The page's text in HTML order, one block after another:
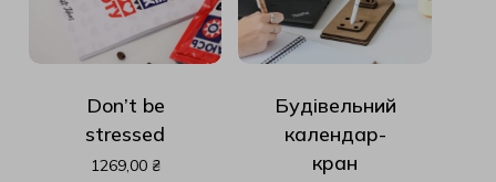
Don’t be
stressed
1269,00 ₴
Будівельний
календар-
кран